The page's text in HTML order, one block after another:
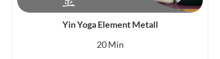
Yin Yoga Element Metall
20